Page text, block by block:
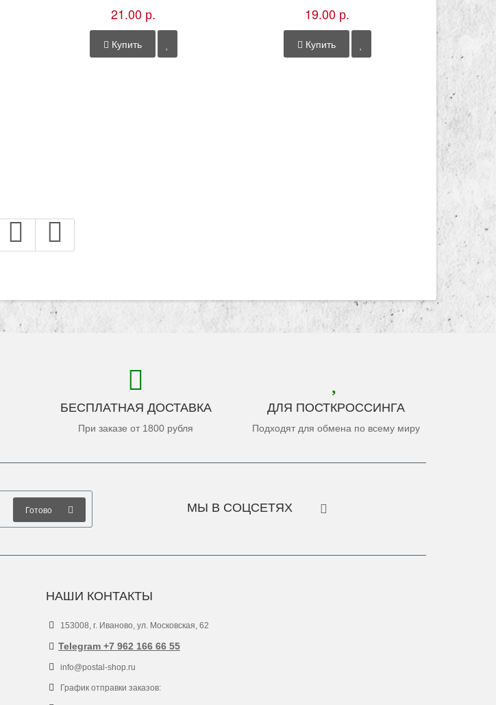
21.00 р.
Купить
19.00 р.
Купить
БЕСПЛАТНАЯ ДОСТАВКА
При заказе от 1800 рубля
ДЛЯ ПОСТКРОССИНГА
Подходят для обмена по всему миру
Готово МЫ В СОЦСЕТЯХ
НАШИ КОНТАКТЫ
153008, г. Иваново, ул. Московская, 62
Telegram +7 962 166 66 55
info@postal-shop.ru
График отправки заказов: